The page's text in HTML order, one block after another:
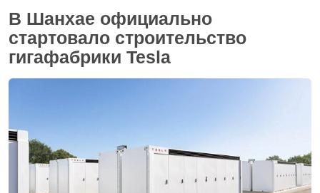
В Шанхае официально
стартовало строительство
гигафабрики Tesla